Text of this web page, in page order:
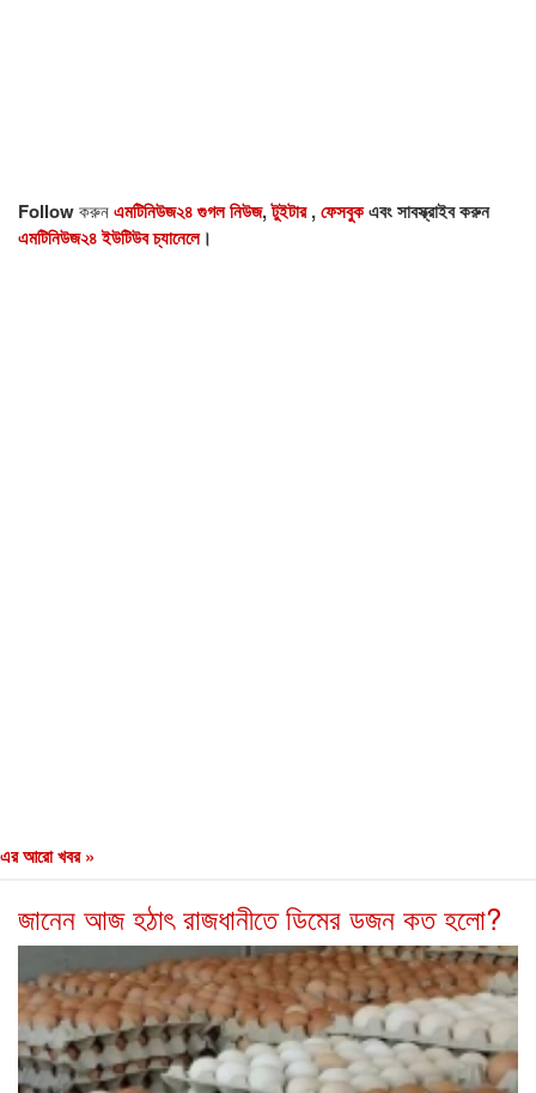
Followকরুনএমটিনিউজ২৪ গুগল নিউজ,টুইটার,ফেসবুকএবং সাবস্ক্রাইব করুন
এমটিনিউজ২৪ ইউটিউব চ্যানেলে।
এর আরো খবর »
জানেন আজ হঠাৎ রাজধানীতে ডিমের ডজন কত হলো?